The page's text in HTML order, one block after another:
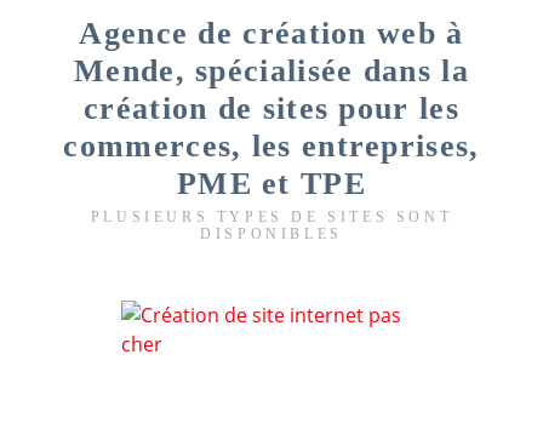
Agence de création web à
Mende, spécialisée dans la
création de sites pour les
commerces, les entreprises,
PME et TPE
PLUSIEURS TYPES DE SITES SONT
DISPONIBLES